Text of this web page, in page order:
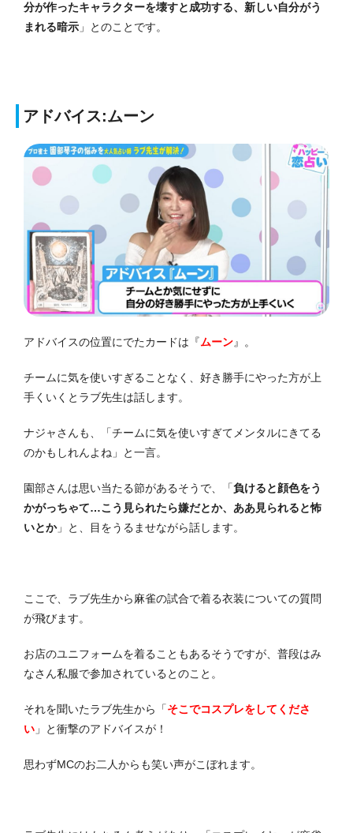
分が作ったキャラクターを壊すと成功する、新しい自分がう
まれる暗示 」とのことです。
アドバイス:ムーン
アドバイスの位置にでたカードは『ムーン』。
チームに気を使いすぎることなく、好き勝手にやった方が上
手くいくとラブ先生は話します。
ナジャさんも、「チームに気を使いすぎてメンタルにきてる
のかもしれんよね」と一言。
園部さんは思い当たる節があるそうで、「負けると顔色をう
かがっちゃて…こう見られたら嫌だとか、ああ見られると怖
いとか」と、目をうるませながら話します。
ここで、ラブ先生から麻雀の試合で着る衣装についての質問
が飛びます。
お店のユニフォームを着ることもあるそうですが、普段はみ
なさん私服で参加されているとのこと。
それを聞いたラブ先生から「そこでコスプレをしてくださ
い 」と衝撃のアドバイスが！
思わずMCのお二人からも笑い声がこぼれます。